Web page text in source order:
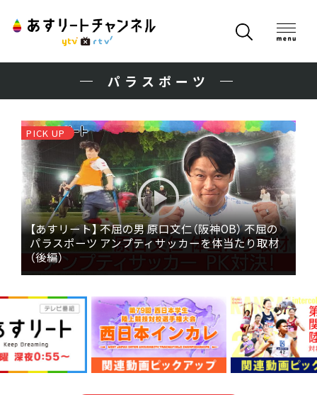
パラスポーツ
【あすリート】 不屈の男 原口文仁（阪神OB） 不屈の
パラスポーツ アンプティサッカーを体当たり取材
（後編）
PICK UP